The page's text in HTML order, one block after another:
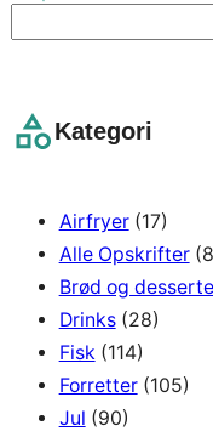
c
Kategori
Airfryer(17)
Alle Opskrifter
Brød og
Drinks(28)
Fisk (114)
Forretter(105)
Jul (90)